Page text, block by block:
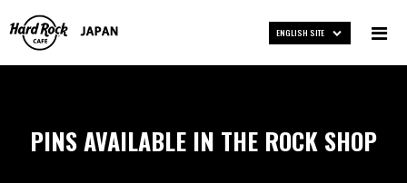
ENGLISH SITE
PINS AVAILABLE IN THE ROCK SHOP